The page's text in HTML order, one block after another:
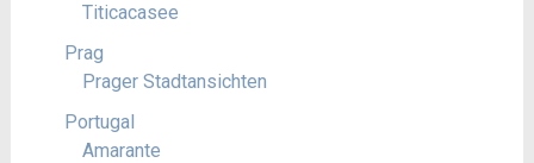
Titicacasee
Prag
Prager Stadtansichten
Portugal
Amarante